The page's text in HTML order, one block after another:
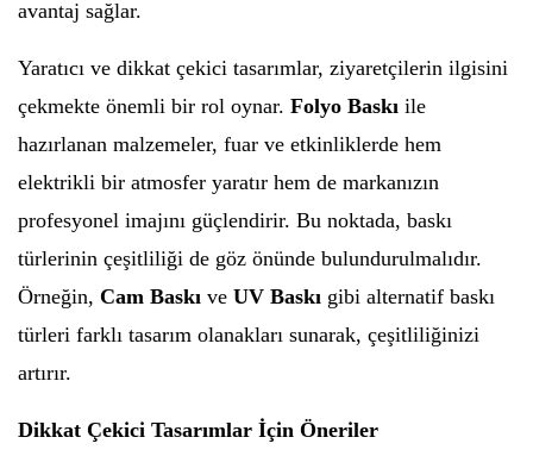
avantaj sağlar.
Yaratıcı ve dikkat çekici tasarımlar, ziyaretçilerin ilgisini
çekmekte önemli bir rol oynar. Folyo Baskı ile
hazırlanan malzemeler, fuar ve etkinliklerde hem
elektrikli bir atmosfer yaratır hem de markanızın
profesyonel imajını güçlendirir. Bu noktada, baskı
türlerinin çeşitliliği de göz önünde bulundurulmalıdır.
Örneğin, Cam Baskı ve UV Baskı gibi alternatif baskı
türleri farklı tasarım olanakları sunarak, çeşitliliğinizi
artırır.
Dikkat Çekici Tasarımlar İçin Öneriler